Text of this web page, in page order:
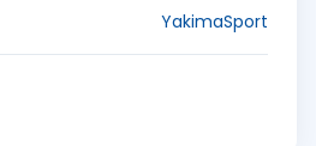
YakimaSport